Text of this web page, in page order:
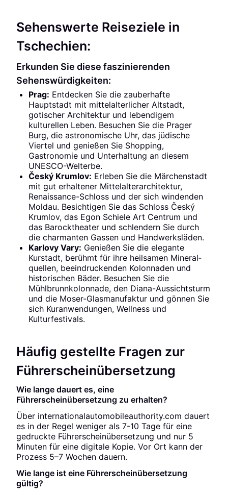
Sehenswerte Reiseziele in
Tschechien:
Erkunden Sie diese faszinierenden
Sehenswürdigkeiten:
Prag: Entdecken Sie die zauberhafte
Hauptstadt mit mittelalterlicher Altstadt,
gotischer Architektur und lebendigem
kulturellen Leben. Besuchen Sie die Prager
Burg, die astronomische Uhr, das jüdische
Viertel und genießen Sie Shopping,
Gastronomie und Unterhaltung an diesem
UNESCO-Welterbe.
Český Krumlov: Erleben Sie die Märchenstadt
mit gut erhaltener Mittelalterarchitektur,
Renaissance-Schloss und der sich windenden
Moldau. Besichtigen Sie das Schloss Český
Krumlov, das Egon Schiele Art Centrum und
das Barocktheater und schlendern Sie durch
die charmanten Gassen und Handwerksläden.
Karlovy Vary: Genießen Sie die elegante
Kurstadt, berühmt für ihre heilsamen Mineral­
quellen, beeindruckenden Kolonnaden und
historischen Bäder. Besuchen Sie die
Mühlbrunnkolonnade, den Diana-Aussichtsturm
und die Moser-Glasmanufaktur und gönnen Sie
sich Kuranwendungen, Wellness und
Kulturfestivals.
Häufig gestellte Fragen zur
Führerscheinübersetzung
Wie lange dauert es, eine
Führerscheinübersetzung zu erhalten?
Über internationalautomobileauthority.com dauert
es in der Regel weniger als 7-10 Tage für eine
gedruckte Führerscheinübersetzung und nur 5
Minuten für eine digitale Kopie. Vor Ort kann der
Prozess 5–7 Wochen dauern.
Wie lange ist eine Führerscheinübersetzung
gültig?